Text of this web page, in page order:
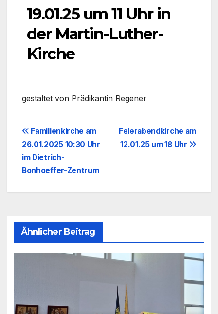
19.01.25 um 11 Uhr in
der Martin-Luther-
Kirche
gestal­tet von Prä­di­kan­tin Rege­ner
Beitragsnavigation
Feierabendkirche am
12.01.25 um 18 Uhr
Familienkirche am
26.01.2025 10:30 Uhr
im Dietrich-
Bonhoeffer-Zentrum
Ähnlicher Beitrag